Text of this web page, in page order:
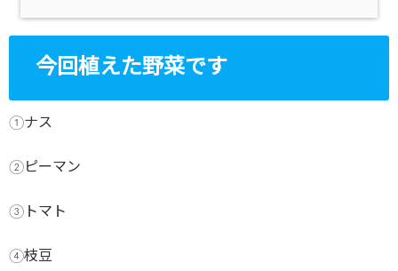
今回植えた野菜です
①ナス
②ピーマン
③トマト
④枝豆